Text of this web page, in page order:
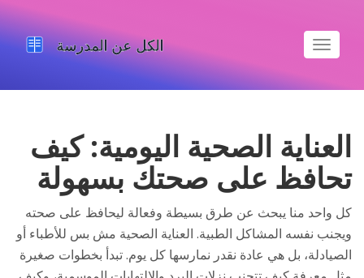
تبديل
الملاحة
العناية الصحية اليومية: كيف
تحافظ على صحتك بسهولة
كل واحد منا يبحث عن طرق بسيطة وفعالة ليحافظ على صحته
ويجنب نفسه المشاكل الطبية. العناية الصحية مش بس للأطباء أو
الصيادلة، بل هي عادة نقدر نمارسها كل يوم. تبدأ بخطوات صغيرة